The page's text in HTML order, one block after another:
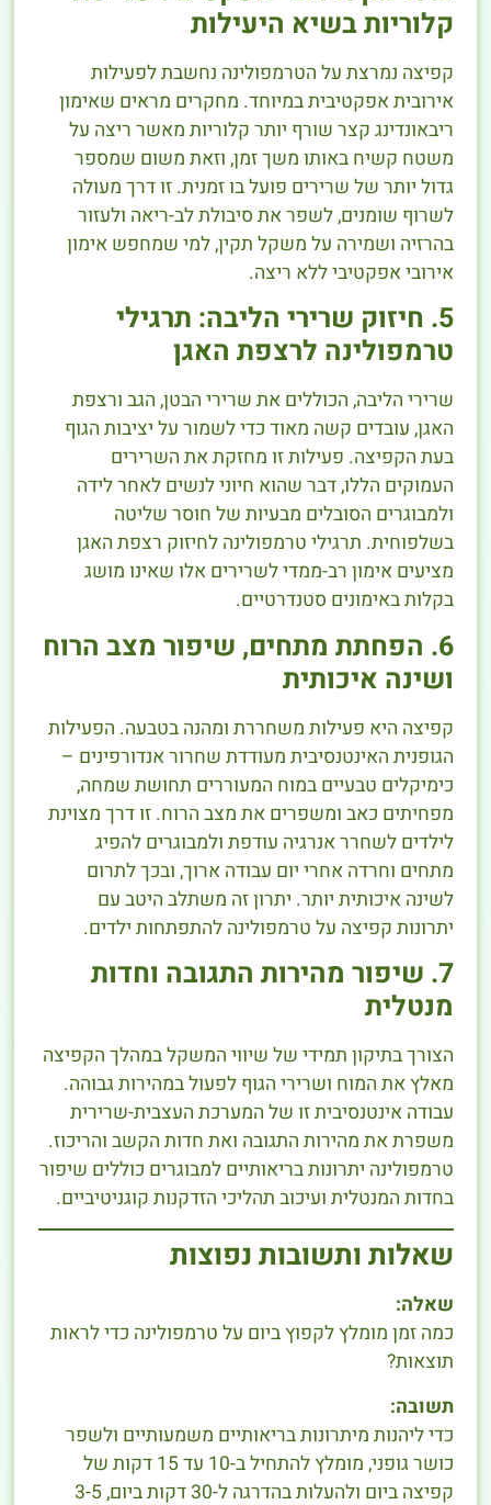
קלוריות בשיא היעילות
קפיצה נמרצת על הטרמפולינה נחשבת לפעילות
אירובית אפקטיבית במיוחד. מחקרים מראים שאימון
ריבאונדינג קצר שורף יותר קלוריות מאשר ריצה על
משטח קשיח באותו משך זמן, וזאת משום שמספר
גדול יותר של שרירים פועל בו זמנית. זו דרך מעולה
לשרוף שומנים, לשפר את סיבולת לב-ריאה ולעזור
בהרזיה ושמירה על משקל תקין, למי שמחפש אימון
אירובי אפקטיבי ללא ריצה.
5. חיזוק שרירי הליבה: תרגילי
טרמפולינה לרצפת האגן
שרירי הליבה, הכוללים את שרירי הבטן, הגב ורצפת
האגן, עובדים קשה מאוד כדי לשמור על יציבות הגוף
בעת הקפיצה. פעילות זו מחזקת את השרירים
העמוקים הללו, דבר שהוא חיוני לנשים לאחר לידה
ולמבוגרים הסובלים מבעיות של חוסר שליטה
בשלפוחית. תרגילי טרמפולינה לחיזוק רצפת האגן
מציעים אימון רב-ממדי לשרירים אלו שאינו מושג
בקלות באימונים סטנדרטיים.
6. הפחתת מתחים, שיפור מצב הרוח
ושינה איכותית
קפיצה היא פעילות משחררת ומהנה בטבעה. הפעילות
הגופנית האינטנסיבית מעודדת שחרור אנדורפינים –
כימיקלים טבעיים במוח המעוררים תחושת שמחה,
מפחיתים כאב ומשפרים את מצב הרוח. זו דרך מצוינת
לילדים לשחרר אנרגיה עודפת ולמבוגרים להפיג
מתחים וחרדה אחרי יום עבודה ארוך, ובכך לתרום
לשינה איכותית יותר. יתרון זה משתלב היטב עם
יתרונות קפיצה על טרמפולינה להתפתחות ילדים.
7. שיפור מהירות התגובה וחדות
מנטלית
הצורך בתיקון תמידי של שיווי המשקל במהלך הקפיצה
מאלץ את המוח ושרירי הגוף לפעול במהירות גבוהה.
עבודה אינטנסיבית זו של המערכת העצבית-שרירית
משפרת את מהירות התגובה ואת חדות הקשב והריכוז.
טרמפולינה יתרונות בריאותיים למבוגרים כוללים שיפור
בחדות המנטלית ועיכוב תהליכי הזדקנות קוגניטיביים.
שאלות ותשובות נפוצות
שאלה:
כמה זמן מומלץ לקפוץ ביום על טרמפולינה כדי לראות
תוצאות?
תשובה:
כדי ליהנות מיתרונות בריאותיים משמעותיים ולשפר
כושר גופני, מומלץ להתחיל ב-10 עד 15 דקות של
קפיצה ביום ולהעלות בהדרגה ל-30 דקות ביום, 3-5